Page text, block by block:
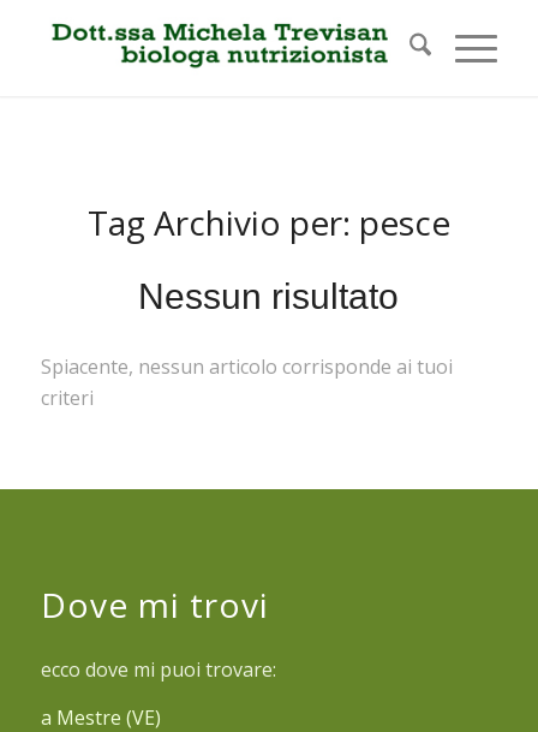
Tag Archivio per: pesce
Nessun risultato
Spiacente, nessun articolo corrisponde ai tuoi
criteri
Dove mi trovi
ecco dove mi puoi trovare:
a Mestre (VE)